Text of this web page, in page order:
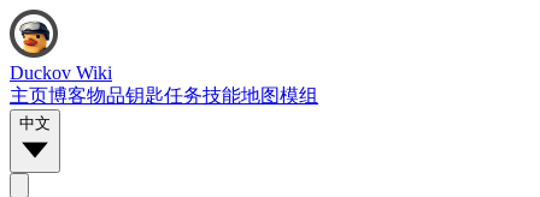
Duckov Wiki
主页博客物品钥匙任务技能地图模组
中文